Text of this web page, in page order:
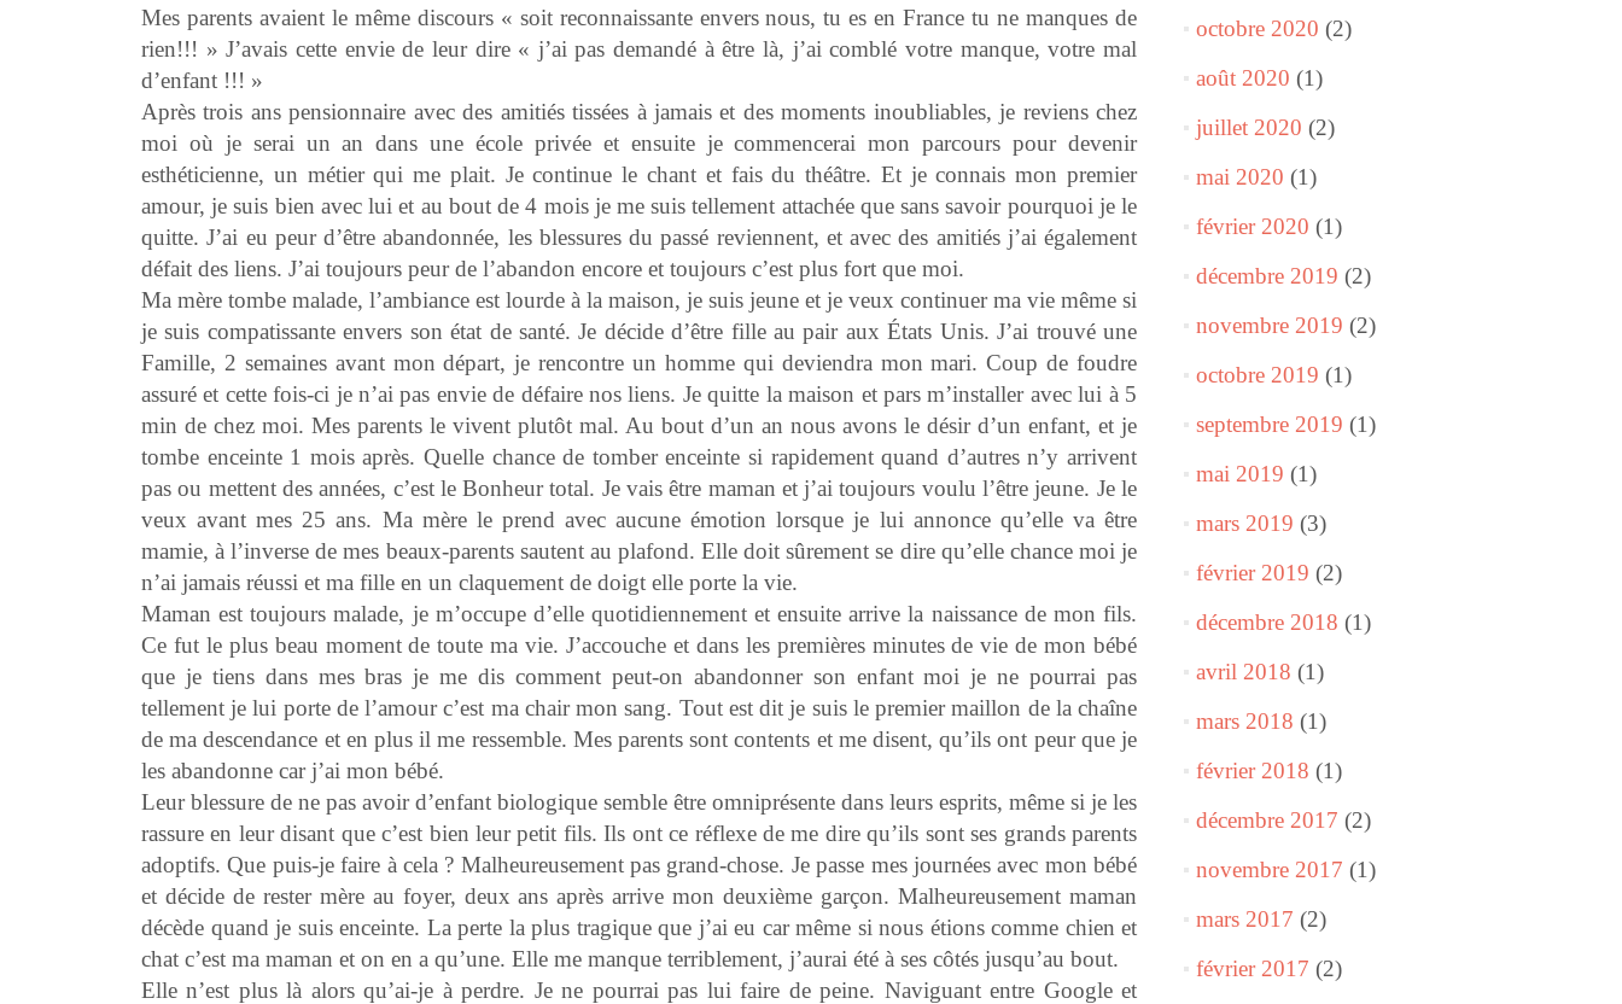
Mes parents avaient le même discours « soit reconnaissante envers nous, tu es en France tu ne manques de
rien!!! » J’avais cette envie de leur dire « j’ai pas demandé à être là, j’ai comblé votre manque, votre mal
d’enfant !!! »
Après trois ans pensionnaire avec des amitiés tissées à jamais et des moments inoubliables, je reviens chez
moi où je serai un an dans une école privée et ensuite je commencerai mon parcours pour devenir
esthéticienne, un métier qui me plait. Je continue le chant et fais du théâtre. Et je connais mon premier
amour, je suis bien avec lui et au bout de 4 mois je me suis tellement attachée que sans savoir pourquoi je le
quitte. J’ai eu peur d’être abandonnée, les blessures du passé reviennent, et avec des amitiés j’ai également
défait des liens. J’ai toujours peur de l’abandon encore et toujours c’est plus fort que moi.
Ma mère tombe malade, l’ambiance est lourde à la maison, je suis jeune et je veux continuer ma vie même si
je suis compatissante envers son état de santé. Je décide d’être fille au pair aux États Unis. J’ai trouvé une
Famille, 2 semaines avant mon départ, je rencontre un homme qui deviendra mon mari. Coup de foudre
assuré et cette fois-ci je n’ai pas envie de défaire nos liens. Je quitte la maison et pars m’installer avec lui à 5
min de chez moi. Mes parents le vivent plutôt mal. Au bout d’un an nous avons le désir d’un enfant, et je
tombe enceinte 1 mois après. Quelle chance de tomber enceinte si rapidement quand d’autres n’y arrivent
pas ou mettent des années, c’est le Bonheur total. Je vais être maman et j’ai toujours voulu l’être jeune. Je le
veux avant mes 25 ans. Ma mère le prend avec aucune émotion lorsque je lui annonce qu’elle va être
mamie, à l’inverse de mes beaux-parents sautent au plafond. Elle doit sûrement se dire qu’elle chance moi je
n’ai jamais réussi et ma fille en un claquement de doigt elle porte la vie.
Maman est toujours malade, je m’occupe d’elle quotidiennement et ensuite arrive la naissance de mon fils.
Ce fut le plus beau moment de toute ma vie. J’accouche et dans les premières minutes de vie de mon bébé
que je tiens dans mes bras je me dis comment peut-on abandonner son enfant moi je ne pourrai pas
tellement je lui porte de l’amour c’est ma chair mon sang. Tout est dit je suis le premier maillon de la chaîne
de ma descendance et en plus il me ressemble. Mes parents sont contents et me disent, qu’ils ont peur que je
les abandonne car j’ai mon bébé.
Leur blessure de ne pas avoir d’enfant biologique semble être omniprésente dans leurs esprits, même si je les
rassure en leur disant que c’est bien leur petit fils. Ils ont ce réflexe de me dire qu’ils sont ses grands parents
adoptifs. Que puis-je faire à cela ? Malheureusement pas grand-chose. Je passe mes journées avec mon bébé
et décide de rester mère au foyer, deux ans après arrive mon deuxième garçon. Malheureusement maman
décède quand je suis enceinte. La perte la plus tragique que j’ai eu car même si nous étions comme chien et
chat c’est ma maman et on en a qu’une. Elle me manque terriblement, j’aurai été à ses côtés jusqu’au bout.
Elle n’est plus là alors qu’ai-je à perdre. Je ne pourrai pas lui faire de peine. Naviguant entre Google et
octobre 2020 (2)
août 2020 (1)
juillet 2020 (2)
mai 2020 (1)
février 2020 (1)
décembre 2019 (2)
novembre 2019 (2)
octobre 2019 (1)
septembre 2019 (1)
mai 2019 (1)
mars 2019 (3)
février 2019 (2)
décembre 2018 (1)
avril 2018 (1)
mars 2018 (1)
février 2018 (1)
décembre 2017 (2)
novembre 2017 (1)
mars 2017 (2)
février 2017 (2)